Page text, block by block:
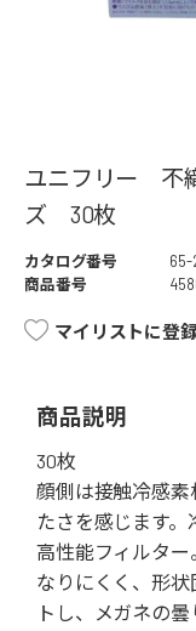
ユニフリー 不
ズ 30枚
カタログ番号
65-
商品番号
マイリストに登
商品説明
30枚
顔側は接触冷感
たさを感じます
高性能フィルター
なりにくく、形
トし、メガネの